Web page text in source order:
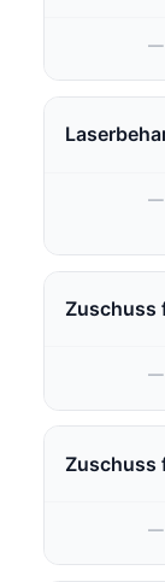
—
—
Zuschuss
—
Zuschuss
—